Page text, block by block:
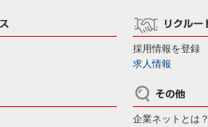
採用情報を登録
求人情報
企業ネットとは？